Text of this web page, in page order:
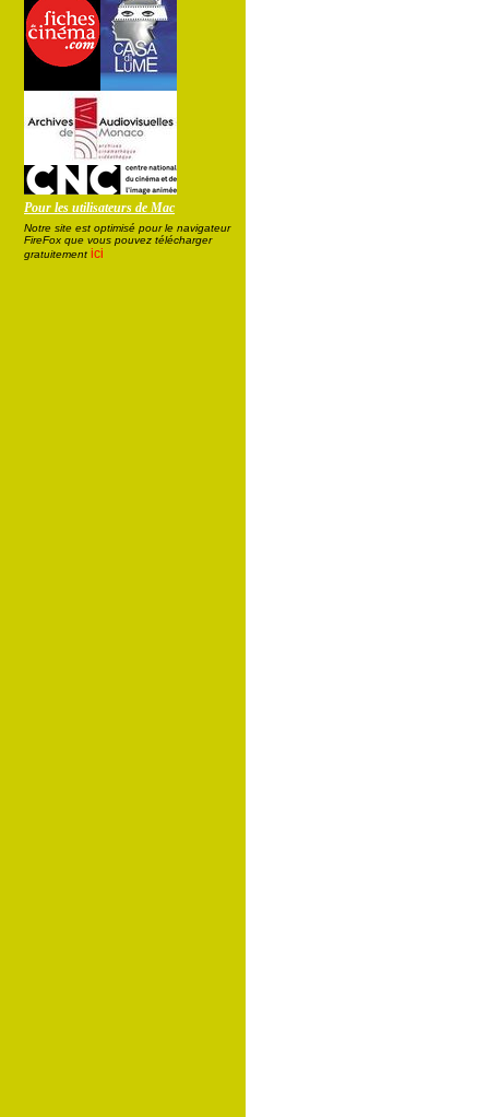
Pour les utilisateurs de Mac
Notre site est optimisé pour le navigateur
FireFox que vous pouvez télécharger
gratuitement ici